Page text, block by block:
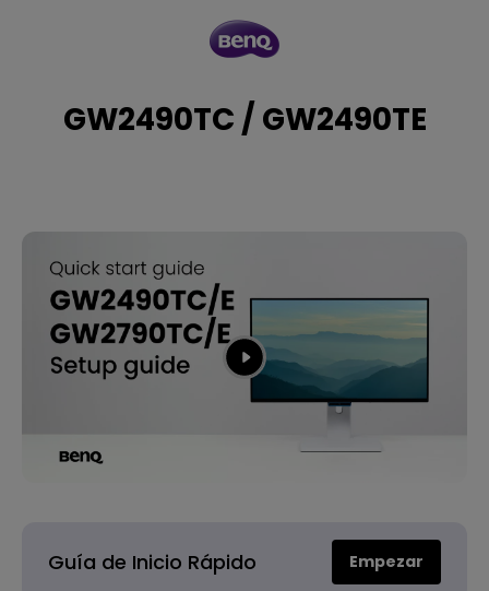
GW2490TE
GW2490TC / GW2490TE
Guía de Inicio Rápido Empezar